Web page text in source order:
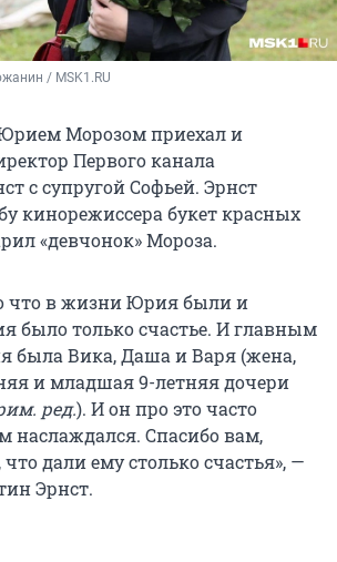
/ MSK1.RU
Морозом приехал и
Первого канала
с супругой Софьей. Эрнст
кинорежиссера букет красных
«девчонок» Мороза.
что в жизни Юрия были и
было только счастье. И главным
была Вика, Даша и Варя (жена,
и младшая 9-летняя дочери
ред.). И он про это часто
наслаждался. Спасибо вам,
дали ему столько счастья», —
Эрнст.